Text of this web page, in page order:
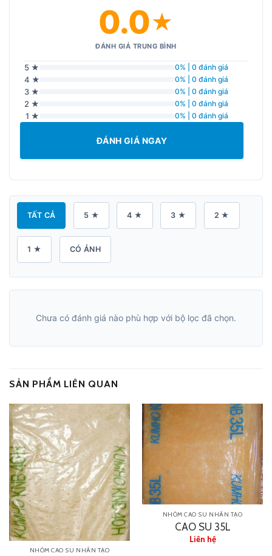
0.0★
ĐÁNH GIÁ TRUNG BÌNH
5 ★ 0% | 0 đánh giá
4 ★ 0% | 0 đánh giá
3 ★ 0% | 0 đánh giá
2 ★ 0% | 0 đánh giá
1 ★ 0% | 0 đánh giá
ĐÁNH GIÁ NGAY
TẤT CẢ 5 ★ 4 ★ 3 ★ 2 ★
1 ★ CÓ ẢNH
Chưa có đánh giá nào phù hợp với bộ lọc đã chọn.
SẢN PHẨM LIÊN QUAN
NHÓM CAO SU NHÂN TẠO
NHÓM CAO SU NHÂN TẠO
CAO SU 35L
Liên hệ